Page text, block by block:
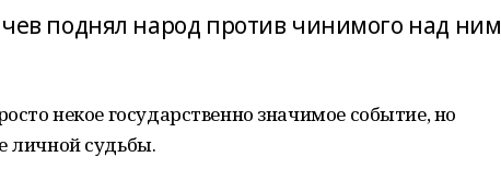
поднял народ против чинимого над ним
некое государственно значимое событие, но
личной судьбы.